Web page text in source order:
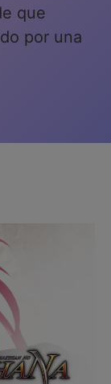
que
por una